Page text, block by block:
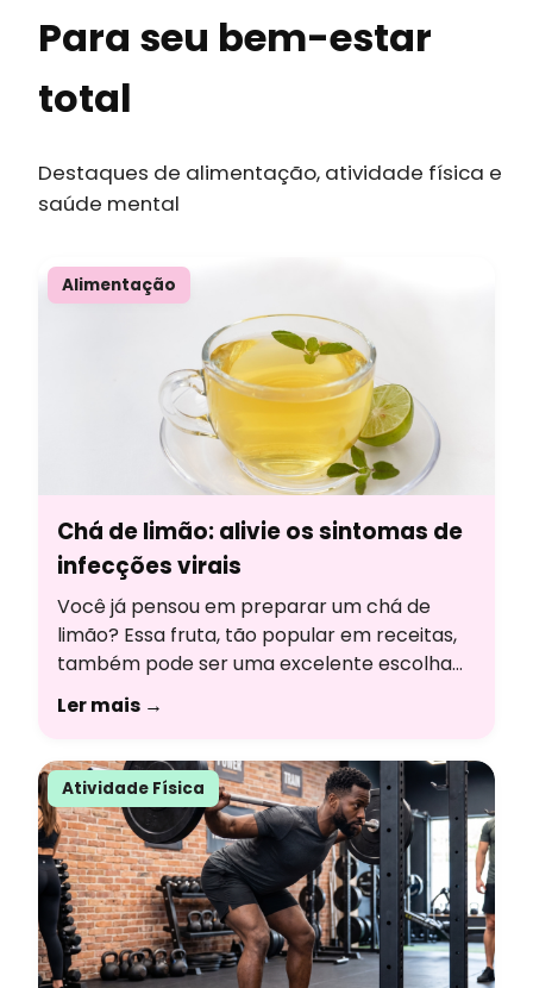
Para seu bem-estar
total
Destaques de alimentação, atividade física e
saúde mental
Alimentação
Chá de limão: alivie os sintomas de
infecções virais
Você já pensou em preparar um chá de
limão? Essa fruta, tão popular em receitas,
também pode ser uma excelente escolha
para criar uma bebida aromática, cheia de
sabor e com uma série de benefícios à
bebida, responderemos às principais
dúvidas com a ajuda da nutricionista
Thainara Veríssimo, formada […]
Ler mais →
Atividade Física